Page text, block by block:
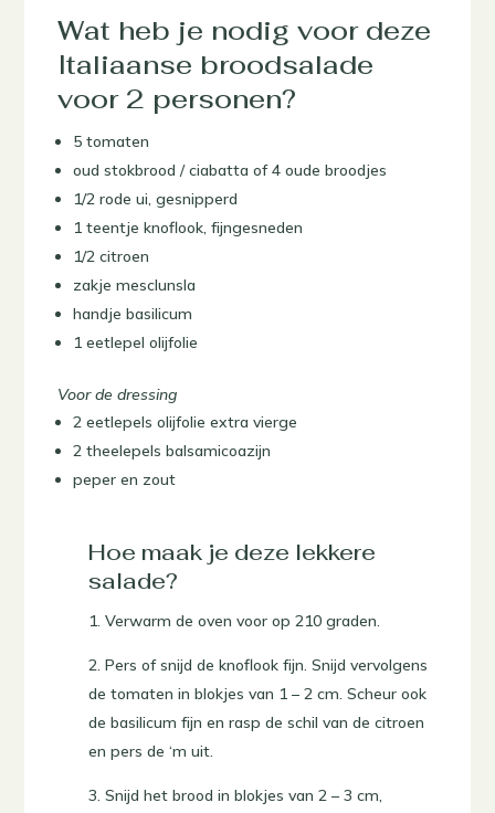
Wat heb je nodig voor deze
Italiaanse broodsalade
voor 2 personen?
5 tomaten
oud stokbrood / ciabatta of 4 oude broodjes
1/2 rode ui, gesnipperd
1 teentje knoflook, fijngesneden
1/2 citroen
zakje mesclunsla
handje basilicum
1 eetlepel olijfolie
Voor de dressing
2 eetlepels olijfolie extra vierge
2 theelepels balsamicoazijn
peper en zout
Hoe maak je deze lekkere
salade?
1. Verwarm de oven voor op 210 graden.
2. Pers of snijd de knoflook fijn. Snijd vervolgens
de tomaten in blokjes van 1 – 2 cm. Scheur ook
de basilicum fijn en rasp de schil van de citroen
en pers de ‘m uit.
3. Snijd het brood in blokjes van 2 – 3 cm,